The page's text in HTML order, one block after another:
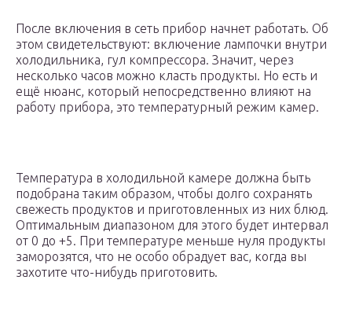
После включения в сеть прибор начнет работать. Об
этом свидетельствуют: включение лампочки внутри
холодильника, гул компрессора. Значит, через
несколько часов можно класть продукты. Но есть и
ещё нюанс, который непосредственно влияют на
работу прибора, это температурный режим камер.
Температура в холодильной камере должна быть
подобрана таким образом, чтобы долго сохранять
свежесть продуктов и приготовленных из них блюд.
Оптимальным диапазоном для этого будет интервал
от 0 до +5. При температуре меньше нуля продукты
заморозятся, что не особо обрадует вас, когда вы
захотите что-нибудь приготовить.